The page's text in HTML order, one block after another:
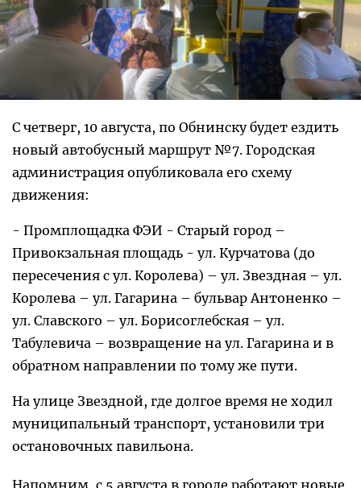
С четверг, 10 августа, по Обнинску будет ездить
новый автобусный маршрут №7. Городская
администрация опубликовала его схему
движения:
- Промплощадка ФЭИ - Старый город –
Привокзальная площадь - ул. Курчатова (до
пересечения с ул. Королева) – ул. Звездная – ул.
Королева – ул. Гагарина – бульвар Антоненко –
ул. Славского – ул. Борисоглебская – ул.
Табулевича – возвращение на ул. Гагарина и в
обратном направлении по тому же пути.
На улице Звездной, где долгое время не ходил
муниципальный транспорт, установили три
остановочных павильона.